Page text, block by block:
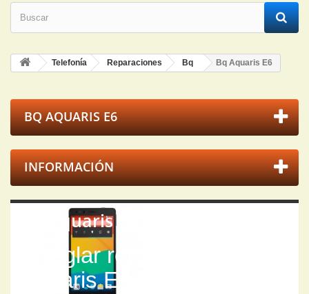
Telefonía Reparaciones Bq Bq Aquaris E6
BQ AQUARIS E6
INFORMACIÓN
Bq Aquaris E6
Arreglar reparar Bq
Aquaris E6